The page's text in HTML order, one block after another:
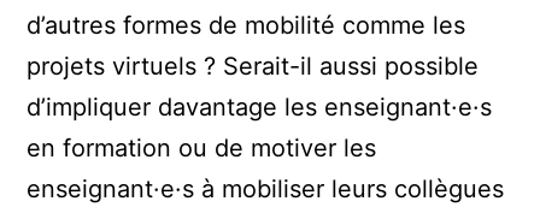
d’autres formes de mobilité comme les
projets virtuels ? Serait-il aussi possible
d’impliquer davantage les enseignant·e·s
en formation ou de motiver les
enseignant·e·s à mobiliser leurs collègues